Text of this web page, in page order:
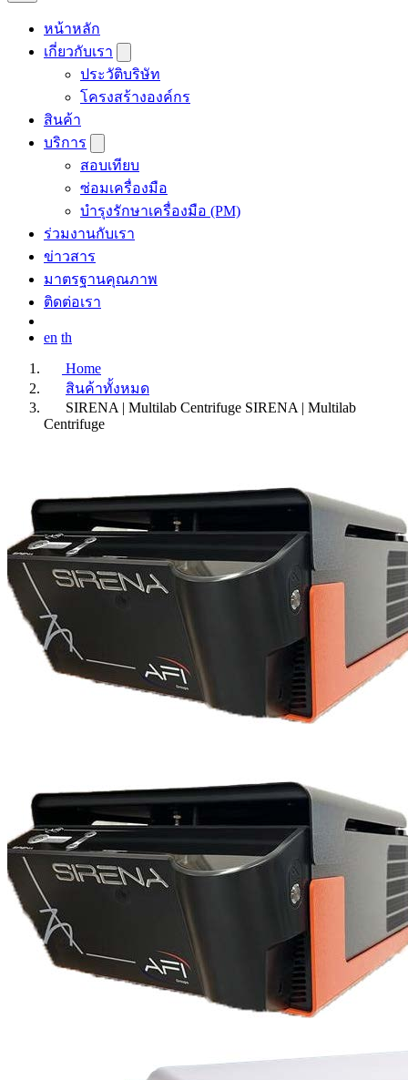
หน้าหลัก
เกี่ยวกับเรา
ประวัติบริษัท
โครงสร้างองค์กร
สินค้า
บริการ
สอบเทียบ
ซ่อมเครื่องมือ
บำรุงรักษาเครื่องมือ (PM)
ร่วมงานกับเรา
ข่าวสาร
มาตรฐานคุณภาพ
ติดต่อเรา
en th
Home
สินค้าทั้งหมด
SIRENA | Multilab Centrifuge SIRENA | Multilab
Centrifuge